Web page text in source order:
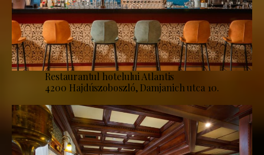
Restaurantul hotelului Atlantis
4200 Hajdúszoboszló, Damjanich utca 10.